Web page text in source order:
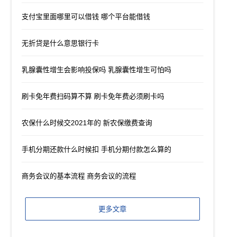
支付宝里面哪里可以借钱 哪个平台能借钱
无折贷是什么意思银行卡
乳腺囊性增生会影响投保吗 乳腺囊性增生可怕吗
刷卡免年费扫码算不算 刷卡免年费必须刷卡吗
农保什么时候交2021年的 新农保缴费查询
手机分期还款什么时候扣 手机分期付款怎么算的
商务会议的基本流程 商务会议的流程
更多文章